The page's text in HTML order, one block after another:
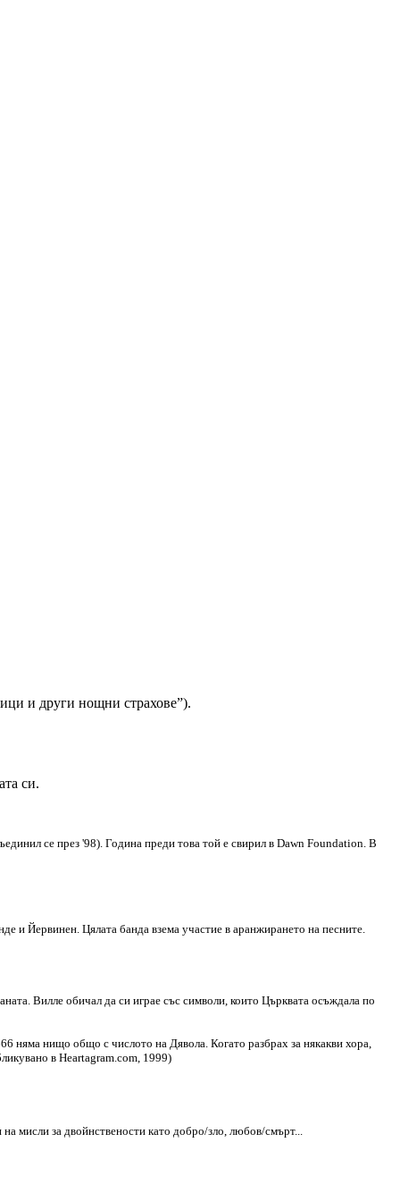
и други нощни страхове”).
си.
се през '98). Година преди това той е свирил в Dawn Foundation. В
и Йервинен. Цялата банда взема участие в аранжирането на песните.
Виллe обичал да си играе със символи, които Църквата осъждала по
няма нищо общо с числото на Дявола. Когато разбрах за някакви хора,
в Heartagram.com, 1999)
мисли за двойнствености като добро/зло, любов/смърт...